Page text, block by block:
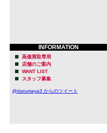
INFORMATION
高価買取専用
店舗のご案内
WANT LIST
スタッフ募集
@darumaya3 からのツイート